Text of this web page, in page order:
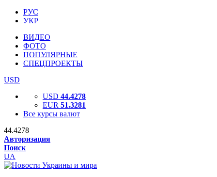
РУС
УКР
ВИДЕО
ФОТО
ПОПУЛЯРНЫЕ
СПЕЦПРОЕКТЫ
USD
USD 44.4278
EUR 51.3281
Все курсы валют
44.4278
Авторизация
Поиск
UA